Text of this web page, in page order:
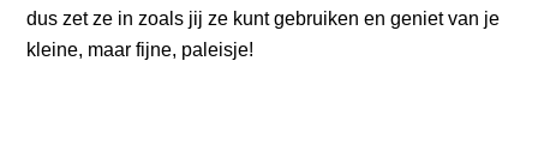
dus zet ze in zoals jij ze kunt gebruiken en geniet van je
kleine, maar fijne, paleisje!